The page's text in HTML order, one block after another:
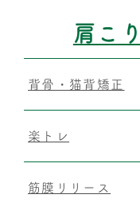
肩こ
背骨・猫背矯正
楽トレ
筋膜リリース